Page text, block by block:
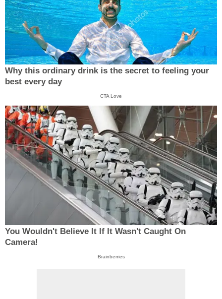
Why this ordinary drink is the secret to feeling your
best every day
CTA Love
You Wouldn't Believe It If It Wasn't Caught On
Camera!
Brainberries